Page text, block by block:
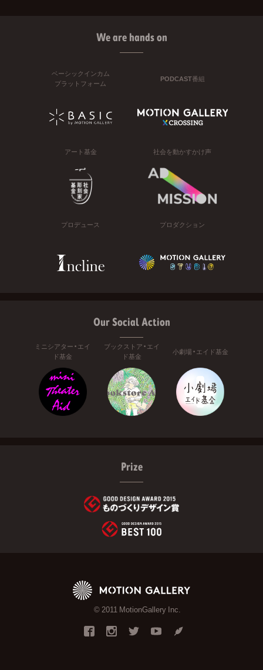
We are hands on
ベーシックインカム
プラットフォーム
PODCAST番組
アート基金 社会を動かすかけ声
プロデュース プロダクション
Our Social Action
ミニシアター・エイ
ド基金
ブックストア・エイ
ド基金
小劇場・エイド基金
Prize
© 2011 MotionGallery Inc.